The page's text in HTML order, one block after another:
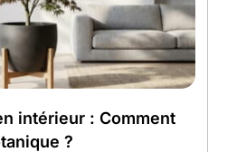
intérieur : Comment
?